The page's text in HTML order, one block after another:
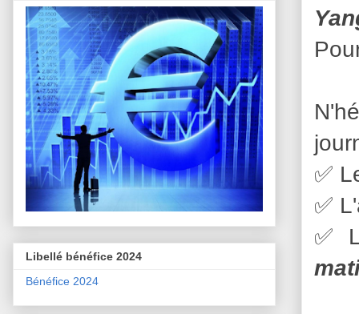
✅
✅
✅
Libellé bénéfice 2024
Bénéfice 2024